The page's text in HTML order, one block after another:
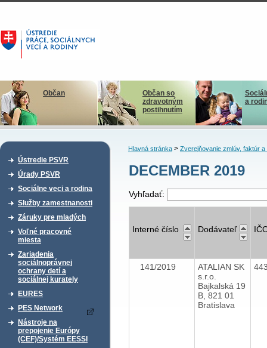
Občan
Občan so
zdravotným
postihnutím
a
Ústredie PSVR
Úrady PSVR
Sociálne veci a rodina
Služby zamestnanosti
Záruky pre mladých
Voľné pracovné
miesta
Zariadenia
sociálnoprávnej
ochrany detí a
sociálnej kurately
EURES
PES Network
Nástroje na
prepojenie Európy
(CEF)/Systém EESSI
Hlavná stránka> Zverejňovanie zmlúv, faktúr a
DECEMBER 2019
Vyhľadať:
Interné číslo Dodávateľ
141/2019
ATALIAN SK
s.r.o.
Bajkalská 19
B, 821 01
Bratislava